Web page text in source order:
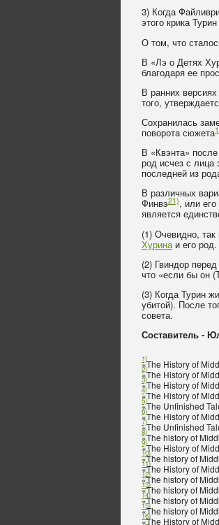
3) Когда
этого крика
О том, что
В «Лэ о Детях
благодаря ее
В ранних
того,
Сохранилась
поворота сюжета
В «Квэнта»
род исчез с
последней из
В различных
Финвэ21), или
является
(1) Очевидно,
Хурина и его
(2) Гвиндор
что «если бы он
(3) Когда Турин
убитой). После
совета.
Составитель -
1)
«The History of
2)
«The History of
3)
«The History of
4)
«The History of
5)
«The Unfinished
6)
«The History of
7)
«The Unfinished
8)
«The history of
9)
«The History of
10)
«The history of
11)
«The History of
12)
«The history of
13)
«The history of
14)
«The history of
15)
«The history of
16)
«The History of